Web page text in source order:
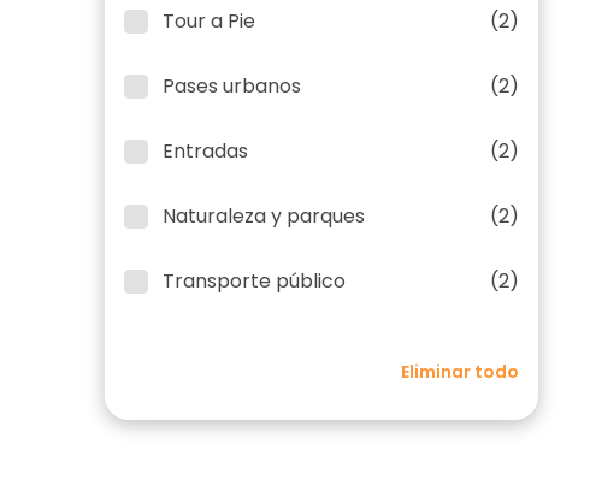
Tour a Pie (2)
Pases urbanos (2)
Entradas (2)
Naturaleza y parques (2)
Transporte público (2)
Eliminar todo